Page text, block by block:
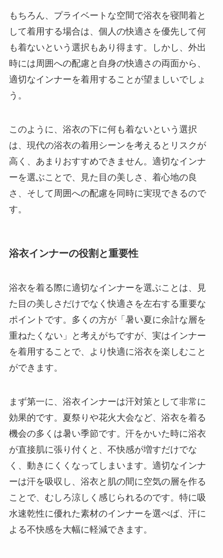
もちろん、プライベートな空間で浴衣を寝間着と
して着用する場合は、個人の快適さを優先して何
も着ないという選択もあり得ます。しかし、外出
時には周囲への配慮と自身の快適さの両面から、
適切なインナーを着用することが望ましいでしょ
う。
このように、浴衣の下に何も着ないという選択
は、現代の浴衣の着用シーンを考えるとリスクが
高く、あまりおすすめできません。適切なインナ
ーを選ぶことで、見た目の美しさ、着心地の良
さ、そして周囲への配慮を同時に実現できるので
す。
浴衣インナーの役割と重要性
浴衣を着る際に適切なインナーを選ぶことは、見
た目の美しさだけでなく快適さを左右する重要な
ポイントです。多くの方が「暑い夏に余計な層を
重ねたくない」と考えがちですが、実はインナー
を着用することで、より快適に浴衣を楽しむこと
ができます。
まず第一に、浴衣インナーは汗対策として非常に
効果的です。夏祭りや花火大会など、浴衣を着る
機会の多くは暑い季節です。汗をかいた時に浴衣
が直接肌に張り付くと、不快感が増すだけでな
く、動きにくくなってしまいます。適切なインナ
ーは汗を吸収し、浴衣と肌の間に空気の層を作る
ことで、むしろ涼しく感じられるのです。特に吸
水速乾性に優れた素材のインナーを選べば、汗に
よる不快感を大幅に軽減できます。